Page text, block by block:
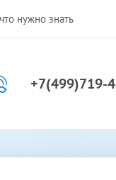
нужно знать
+7(499)719-